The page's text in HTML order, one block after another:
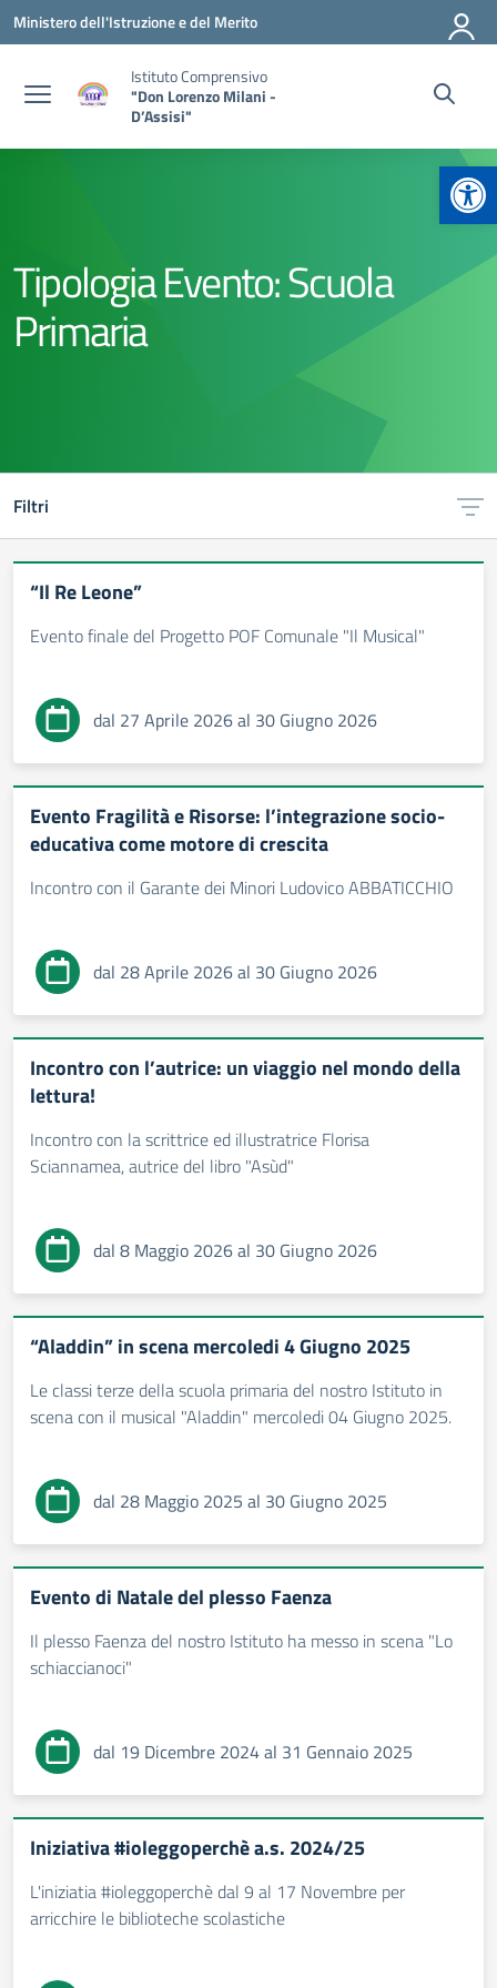
Vai ai contenuti
Vai al menu di navigazione
Vai al footer
Ministero dell'Istruzione e del Merito
Istituto Comprensivo
"Don Lorenzo Milani -
D’Assisi"
Tipologia Evento:Scuola
Primaria
Filtri
“Il Re Leone”
Evento finale del Progetto POF Comunale "Il Musical"
dal 27 Aprile 2026 al 30 Giugno 2026
Evento Fragilità e Risorse: l’integrazione socio-
educativa come motore di crescita
Incontro con il Garante dei Minori Ludovico ABBATICCHIO
dal 28 Aprile 2026 al 30 Giugno 2026
Incontro con l’autrice: un viaggio nel mondo della
lettura!
Incontro con la scrittrice ed illustratrice Florisa
Sciannamea, autrice del libro "Asùd"
dal 8 Maggio 2026 al 30 Giugno 2026
“Aladdin” in scena mercoledi 4 Giugno 2025
Le classi terze della scuola primaria del nostro Istituto in
scena con il musical "Aladdin" mercoledi 04 Giugno 2025.
dal 28 Maggio 2025 al 30 Giugno 2025
Evento di Natale del plesso Faenza
Il plesso Faenza del nostro Istituto ha messo in scena "Lo
schiaccianoci"
dal 19 Dicembre 2024 al 31 Gennaio 2025
Iniziativa #ioleggoperchè a.s. 2024/25
L'iniziatia #ioleggoperchè dal 9 al 17 Novembre per
arricchire le biblioteche scolastiche